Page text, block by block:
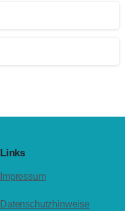
Links
Impressum
Datenschutzhinweise